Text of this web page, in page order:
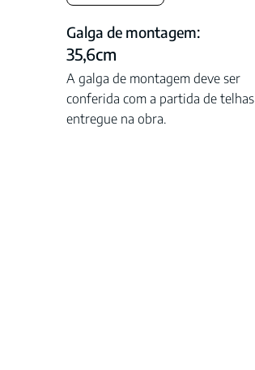
Galga de montagem:
35,6cm
A galga de montagem deve ser
conferida com a partida de telhas
entregue na obra.